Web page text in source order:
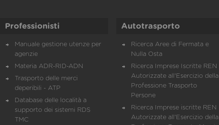
Professionisti
Manuale gestione utenze per
agenzie
Materia ADR-RID-ADN
Trasporto delle merci
deperibili - ATP
Database delle località a
supporto dei sistemi RDS
TMC
Autotrasporto
Ricerca Aree di Fermata e
Nulla Osta
Ricerca Imprese Iscritte REN
Autorizzate all'Esercizio della
Professione Trasporto
Persone
Ricerca Imprese iscritte REN
Autorizzate all'Esercizio della